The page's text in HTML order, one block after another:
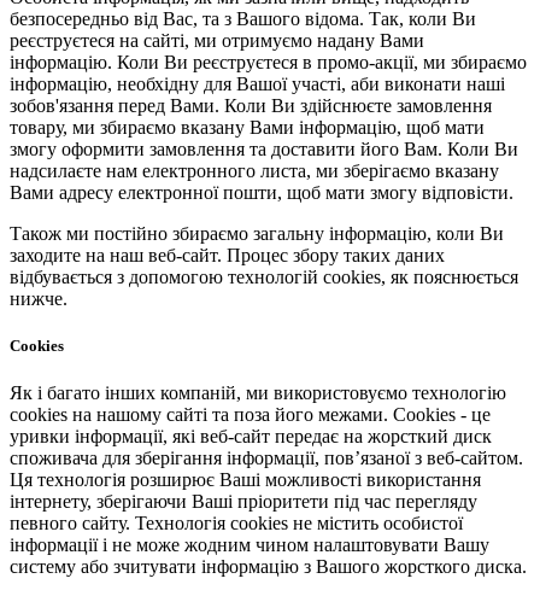
безпосередньо від Вас, та з Вашого відома. Так, коли Ви
реєструєтеся на сайті, ми отримуємо надану Вами
інформацію. Коли Ви реєструєтеся в промо-акції, ми збираємо
інформацію, необхідну для Вашої участі, аби виконати наші
зобов'язання перед Вами. Коли Ви здійснюєте замовлення
товару, ми збираємо вказану Вами інформацію, щоб мати
змогу оформити замовлення та доставити його Вам. Коли Ви
надсилаєте нам електронного листа, ми зберігаємо вказану
Вами адресу електронної пошти, щоб мати змогу відповісти.
Також ми постійно збираємо загальну інформацію, коли Ви
заходите на наш веб-сайт. Процес збору таких даних
відбувається з допомогою технологій cookies, як пояснюється
нижче.
Cookies
Як і багато інших компаній, ми використовуємо технологію
cookies на нашому сайті та поза його межами. Cookies - це
уривки інформації, які веб-сайт передає на жорсткий диск
споживача для зберігання інформації, пов’язаної з веб-сайтом.
Ця технологія розширює Ваші можливості використання
інтернету, зберігаючи Ваші пріоритети під час перегляду
певного сайту. Технологія cookies не містить особистої
інформації і не може жодним чином налаштовувати Вашу
систему або зчитувати інформацію з Вашого жорсткого диска.